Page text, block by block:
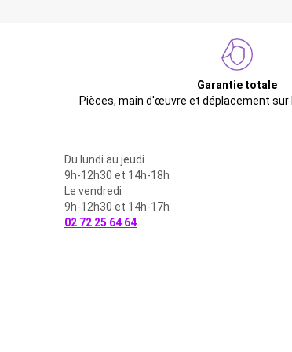
Garantie totale
Pièces, main d'œuvre et déplacement
Du lundi au jeudi
9h-12h30 et 14h-18h
Le vendredi
9h-12h30 et 14h-17h
02 72 25 64 64